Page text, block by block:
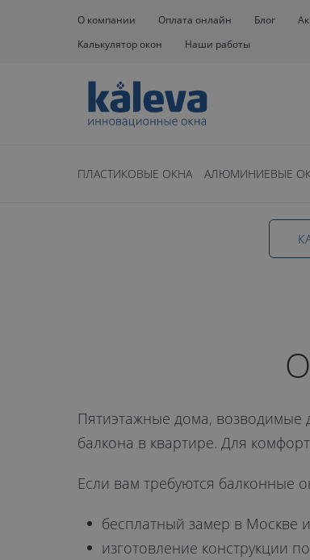
О компании Оплата онлайн Блог
Калькулятор окон
Наши работы
ПЛАСТИКОВЫЕ ОКНА АЛЮМИНИЕВЫЕ
от 11 060 руб.
ОТПРАВИТЬ
Окна Окна на балкон Хрущевка
Пятиэтажные дома, возводимые
балкона в квартире. Для
Если вам требуются балконные
бесплатный замер в Москве
изготовление конструкции